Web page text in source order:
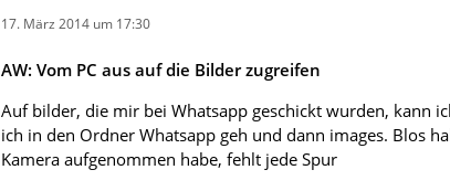
17. März 2014 um 17:30
AW: Vom PC aus auf die Bilder zugreifen
Auf bilder, die mir bei Whatsapp geschickt wurden, kann
ich in den Ordner Whatsapp geh und dann images. Blos
Kamera aufgenommen habe, fehlt jede Spur